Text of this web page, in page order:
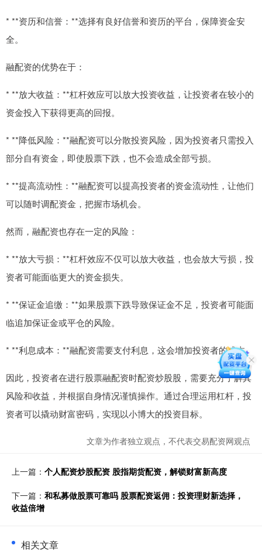
* **资历和信誉：**选择有良好信誉和资历的平台，保障资金安
全。
融配资的优势在于：
* **放大收益：**杠杆效应可以放大投资收益，让投资者在较小的
资金投入下获得更高的回报。
* **降低风险：**融配资可以分散投资风险，因为投资者只需投入
部分自有资金，即使股票下跌，也不会造成全部亏损。
* **提高流动性：**融配资可以提高投资者的资金流动性，让他们
可以随时调配资金，把握市场机会。
然而，融配资也存在一定的风险：
* **放大亏损：**杠杆效应不仅可以放大收益，也会放大亏损，投
资者可能面临更大的资金损失。
* **保证金追缴：**如果股票下跌导致保证金不足，投资者可能面
临追加保证金或平仓的风险。
* **利息成本：**融配资需要支付利息，这会增加投资者的成本。
因此，投资者在进行股票融配资时配资炒股股，需要充分了解其
风险和收益，并根据自身情况谨慎操作。通过合理运用杠杆，投
资者可以撬动财富密码，实现以小博大的投资目标。
文章为作者独立观点，不代表交易配资网观点
上一篇： 个人配资炒股配资 股指期货配资，解锁财富新高度
下一篇： 和私募做股票可靠吗 股票配资返佣：投资理财新选择，
收益倍增
相关文章